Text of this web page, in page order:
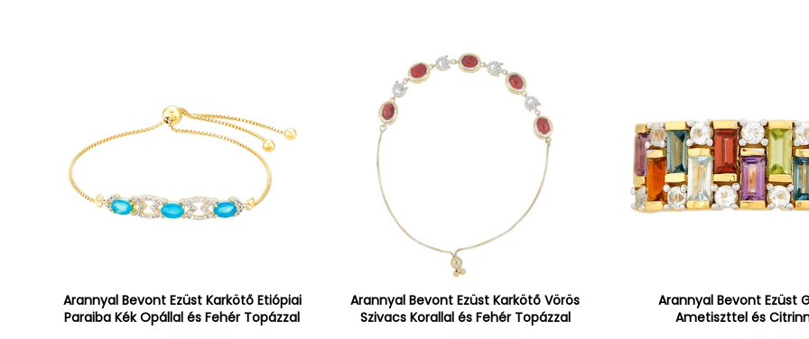
Arannyal Bevont Ezüst Karkötő Etiópiai
Paraiba Kék Opállal és Fehér Topázzal
Arannyal Bevont Ezüst Karkötő Vörös
Szivacs Korallal és Fehér Topázzal
Arannyal Bevont Ezüst
Ametiszttel és